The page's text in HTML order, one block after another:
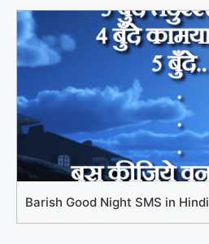
Barish Good Night SMS in Hindi